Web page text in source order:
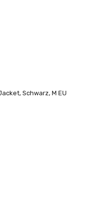
Schwarz, M EU